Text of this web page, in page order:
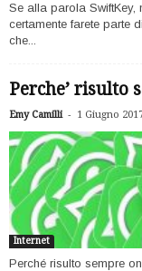
Se alla parola
certamente farete parte
che...
Perche’ risulto
Emy Camilli - 1 Giugno
Internet
Perché risulto sempre